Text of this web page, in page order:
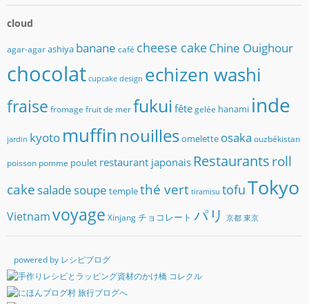
cloud
agar-agar ashiya banane café cheese cakeChine Ouighour
chocolat cupcake design echizen washi
fraise fromage fruit de mer fukui fête gelée hanami inde
jardin kyoto muffin nouillesomelette osaka ouzbékistan
poisson pomme poulet restaurant japonais Restaurantsroll
cake salade soupe templethé vert tiramisu tofuTokyo
Vietnamvoyage Xinjang チョコレート パリ 京都 東京
powered by レシピブログ